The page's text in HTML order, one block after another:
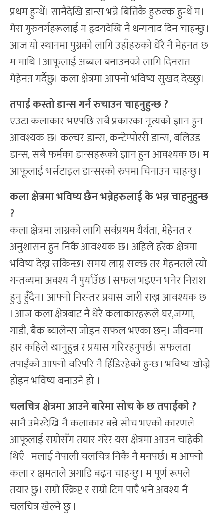
प्रथम हुन्थें। सानैदेखि डान्स भन्ने बित्तिकै हुरुक्क हुन्थें म।
मेरा गुरुवर्गहरूलाई म हृदयदेखि नै धन्यवाद दिन चाहन्छु।
आज यो स्थानमा पुग्नको लागि उहाँहरुको धेरै नै मेहनत छ
म माथि l आफूलाई अब्बल बनाउनको लागि दिनरात
मेहेनत गर्दैछु। कला क्षेत्रमा आफ्नो भविष्य सुखद देख्छु।
तपाईं कस्तो डान्स गर्न रुचाउन चाहनुहुन्छ ?
एउटा कलाकार भएपछि सबै प्रकारका नृत्यको ज्ञान हुन
आवश्यक छ। कल्चर डान्स, कन्टेम्पोररी डान्स, बलिउड
डान्स, सबै फर्मका डान्सहरूको ज्ञान हुन आवश्यक छ। म
आफूलाई भर्सटाइल डान्सरको रुपमा चिनाउन चाहन्छु।
कला क्षेत्रमा भविष्य छैन भन्नेहरुलाई के भन्न चाहनुहुन्छ
?
कला क्षेत्रमा लाग्नको लागि सर्वप्रथम धैर्यता, मेहेनत र
अनुशासन हुन निकै आवश्यक छ। अहिले हरेक क्षेत्रमा
भविष्य देख्न सकिन्छ। समय लाग्न सक्छ तर मेहनतले त्यो
गन्तव्यमा अवश्य नै पुर्याउँछ l सफल भइएन भनेर निराश
हुनु हुँदैन। आफ्नो निरन्तर प्रयास जारी राख्न आवश्यक छ
l आज कला क्षेत्रबाट नै धेरै कलाकारहरूले घर,जग्गा,
गाडी, बैंक ब्यालेन्स जोड्न सफल भएका छन्। जीवनमा
हार कहिले खानुहुन्न र प्रयास गरिरहनुपर्छ। सफलता
तपाईँको आफ्नो वरिपरि नै हिँडिरहेको हुन्छ। भविष्य खोज्ने
होइन भविष्य बनाउने हो ।
चलचित्र क्षेत्रमा आउने बारेमा सोच के छ तपाईंको ?
सानै उमेरदेखि नै कलाकार बन्ने सोच भएको कारणले
आफूलाई राम्रोसँग तयार गरेर यस क्षेत्रमा आउन चाहेकी
थिएँ l मलाई नेपाली चलचित्र निकै नै मनपर्छ। म आफ्नो
कला र क्षमताले अगाडि बढ्न चाहन्छु। म पूर्ण रूपले
तयार छु। राम्रो स्क्रिप्ट र राम्रो टिम पाएँ भने अवश्य नै
चलचित्र खेल्ने छु l